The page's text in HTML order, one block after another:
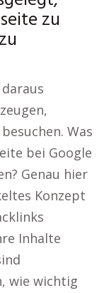
zu
Was
bei Google
Genau hier
Konzept
Inhalte
wie wichtig